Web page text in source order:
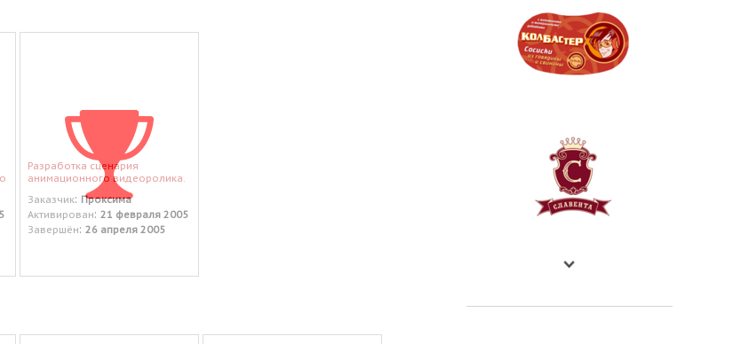
Разработка сценария
анимационного видеоролика.
Заказчик: Проксима
Активирован: 21 февраля 2005
Завершён: 26 апреля 2005